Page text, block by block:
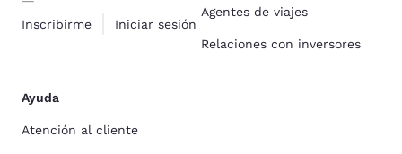
Inscribirme Iniciar sesión
Agentes de viajes
Relaciones con inversores
Ayuda
Atención al cliente